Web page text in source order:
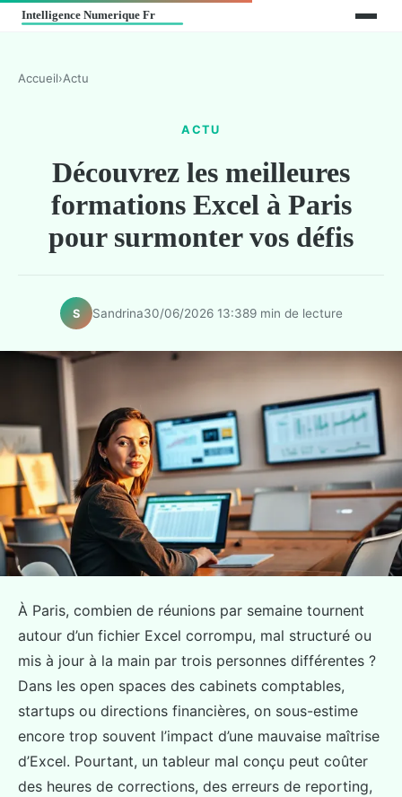
Accueil›Actu
ACTU
Découvrez les meilleures
formations Excel à Paris
pour surmonter vos défis
S Sandrina30/06/2026 13:389 min de lecture
À Paris, combien de réunions par semaine tournent
autour d’un fichier Excel corrompu, mal structuré ou
mis à jour à la main par trois personnes différentes ?
Dans les open spaces des cabinets comptables,
startups ou directions financières, on sous-estime
encore trop souvent l’impact d’une mauvaise maîtrise
d’Excel. Pourtant, un tableur mal conçu peut coûter
des heures de corrections, des erreurs de reporting,